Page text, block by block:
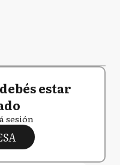
estar
sesión